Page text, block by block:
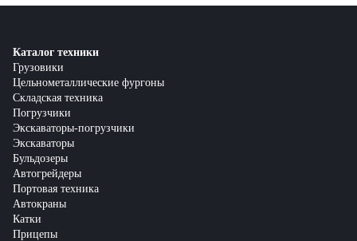
Каталог техники
Грузовики
Цельнометаллические фургоны
Складская техника
Погрузчики
Экскаваторы-погрузчики
Экскаваторы
Бульдозеры
Автогрейдеры
Портовая техника
Автокраны
Катки
Прицепы